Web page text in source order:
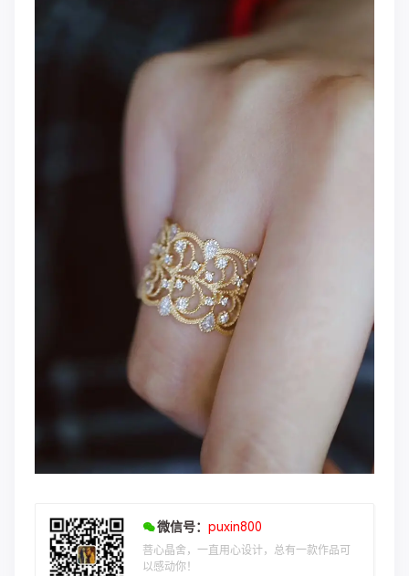
微信号： puxin800
菩心晶舍，一直用心设计，总有一款作品可
以感动你！